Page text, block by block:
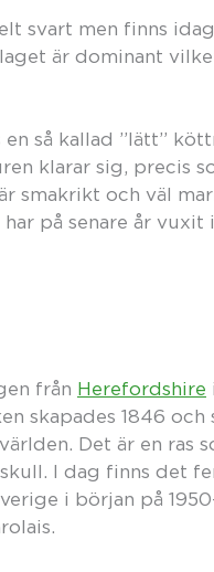
svart men finns
är dominant
så kallad ”lätt”
klarar sig, precis
smakrikt och väl
har på senare år
från Herefordshire
skapades 1846
Det är en ras
I dag finns det
i början på